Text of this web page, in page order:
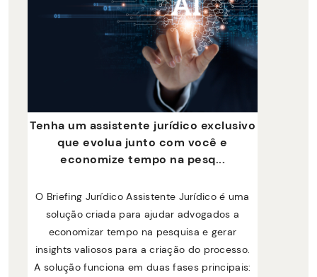
Tenha um assistente jurídico exclusivo
que evolua junto com você e
economize tempo na pesq...
O Briefing Jurídico Assistente Jurídico é uma
solução criada para ajudar advogados a
economizar tempo na pesquisa e gerar
insights valiosos para a criação do processo.
A solução funciona em duas fases principais: